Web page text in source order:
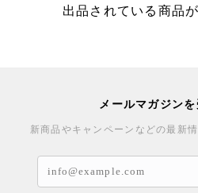
出品されている商品
メールマガジン
新商品やキャンペーンなどの最新